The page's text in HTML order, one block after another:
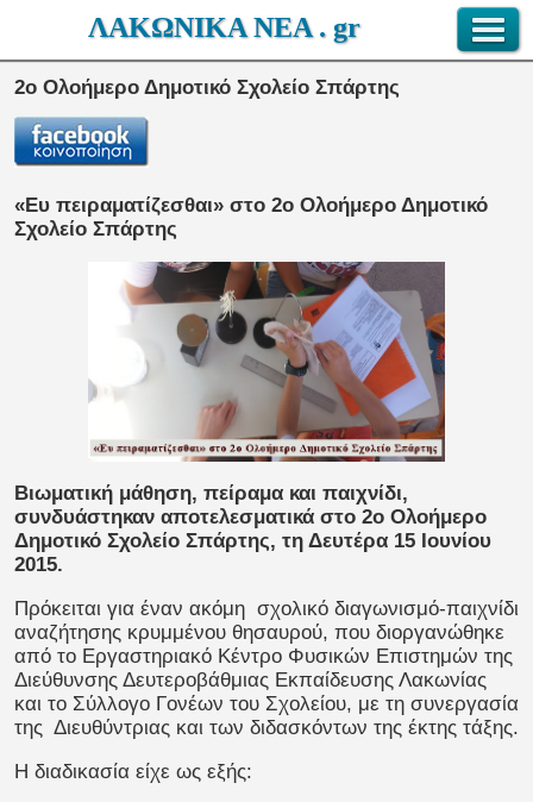
ΛΑΚΩΝΙΚΑ ΝΕΑ . gr
2ο Ολοήμερο Δημοτικό Σχολείο Σπάρτης
«Ευ πειραματίζεσθαι» στο 2ο Ολοήμερο Δημοτικό
Σχολείο Σπάρτης
Βιωματική μάθηση, πείραμα και παιχνίδι,
συνδυάστηκαν αποτελεσματικά στο 2ο Ολοήμερο
Δημοτικό Σχολείο Σπάρτης, τη Δευτέρα 15 Ιουνίου
2015.
Πρόκειται για έναν ακόμη σχολικό διαγωνισμό-παιχνίδι
αναζήτησης κρυμμένου θησαυρού, που διοργανώθηκε
από το Εργαστηριακό Κέντρο Φυσικών Επιστημών της
Διεύθυνσης Δευτεροβάθμιας Εκπαίδευσης Λακωνίας
και το Σύλλογο Γονέων του Σχολείου, με τη συνεργασία
της Διευθύντριας και των διδασκόντων της έκτης τάξης.
Η διαδικασία είχε ως εξής: